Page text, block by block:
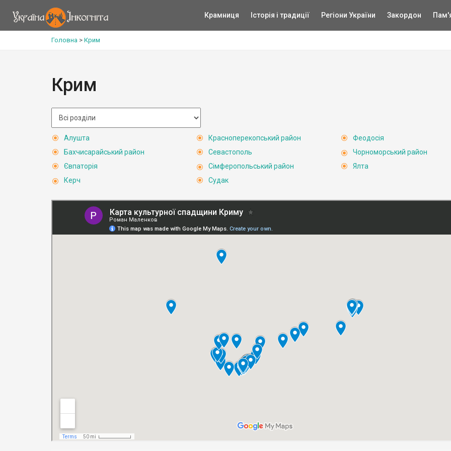
Крамниця Історія і традиції Регіони України Закордон
Головна > Крим
Крим
Алушта
Бахчисарайський район
Євпаторія
Керч
Красноперекопський район
Севастополь
Сімферопольський район
Судак
Феодосія
Чорноморський район
Ялта